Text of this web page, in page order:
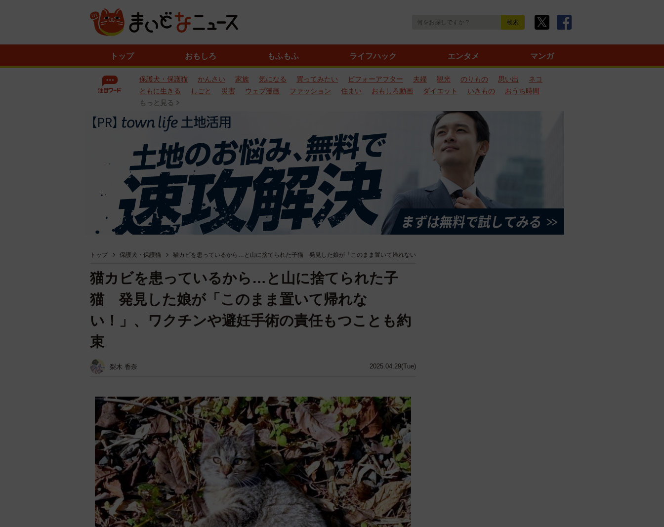
トップ おもしろ もふもふ ライフハック エンタメ マンガ
保護犬・保護猫 かんさい 家族 気になる 買ってみたい ビフォーアフター 夫婦 観光 のりもの 思い出
ネコ
ともに生きる
しごと 災害 ウェブ漫画 ファッション 住まい おもしろ動画 ダイエット いきもの
おうち時間
もっと見る
トップ 保護犬・保護猫 猫カビを患っているから…と山に捨てられた子猫 発見した娘が「このまま置いて帰れない
2025.04.29(Tue)
猫カビを患っているから…と山に捨てられた子
猫 発見した娘が「このまま置いて帰れな
い！」、ワクチンや避妊手術の責任もつことも約
束
梨木 香奈